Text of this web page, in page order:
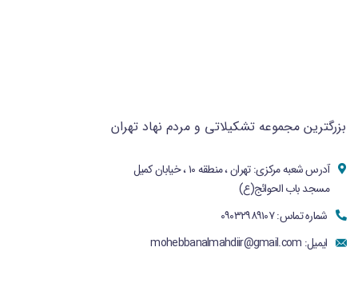
بزرگترین مجموعه تشکیلاتی و مردم نهاد تهران
آدرس شعبه مرکزی: تهران ، منطقه ۱۰ ، خیابان کمیل
مسجد باب الحوائج(ع)
شماره تماس: ۰۹۰۳۲۹۸۹۱۰۷
ایمیل: mohebbanalmahdiir@gmail.com